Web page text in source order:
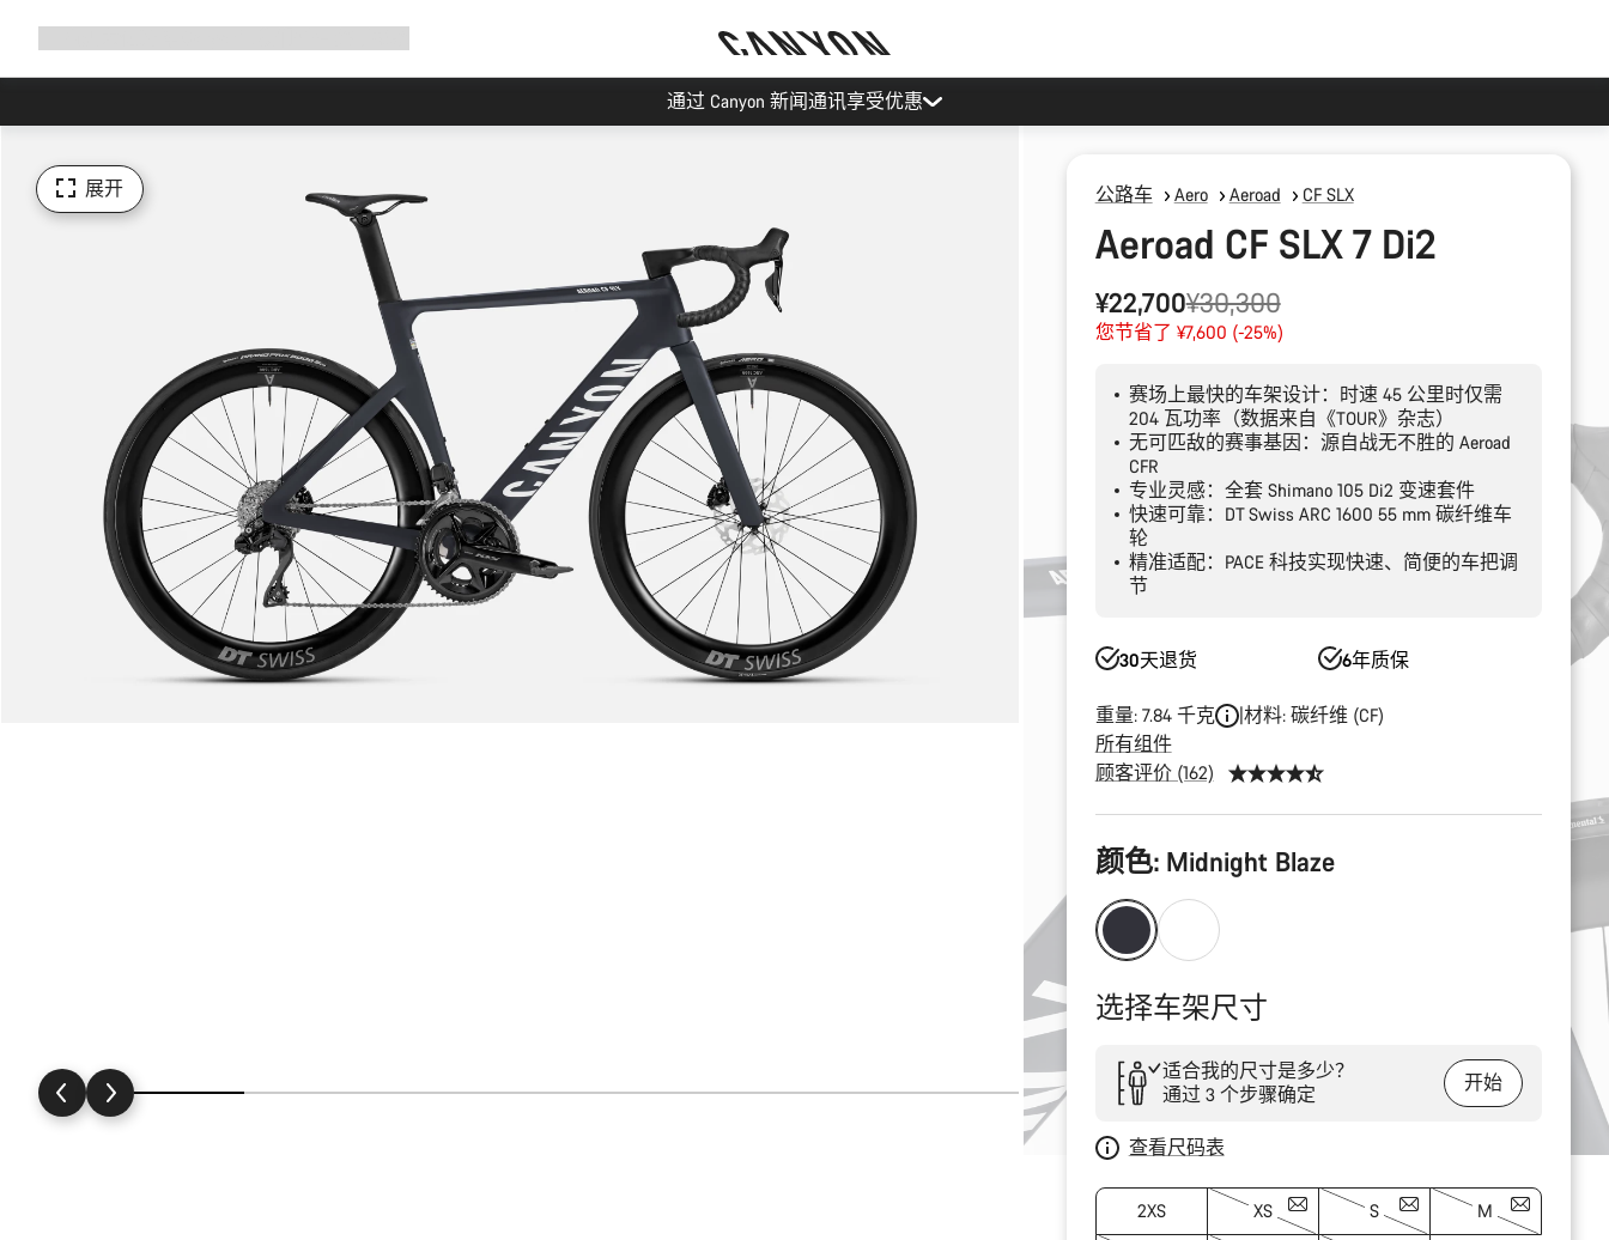
导
通过 Canyon 新闻通讯享受优惠
展开 公路车 Aero Aeroad CF SLX
Aeroad CF SLX 7 Di2
¥22,700
原
价
¥30,300
您节省了 ¥7,600 (-25%)
赛场上最快的车架设计：时速 45 公里时仅需
204 瓦功率（数据来自《TOUR》杂志）
无可匹敌的赛事基因：源自战无不胜的 Aeroad
CFR
专业灵感：全套 Shimano 105 Di2 变速套件
快速可靠：DT Swiss ARC 1600 55 mm 碳纤维车
轮
精准适配：PACE 科技实现快速、简便的车把调
节
30天退货 6年质保
重量: 7.84 千克
材料: 碳纤维 (CF)
所有组件
顾客评价 (162)
产
品
配
置
颜色: Midnight Blaze
选择车架尺寸
适合我的尺寸是多少？
通过 3 个步骤确定
开始
查看尺码表
2XS XS S M